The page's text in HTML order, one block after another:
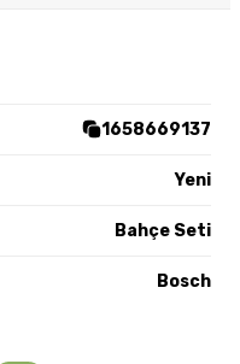
1658669137
Yeni
Bahçe Seti
Bosch